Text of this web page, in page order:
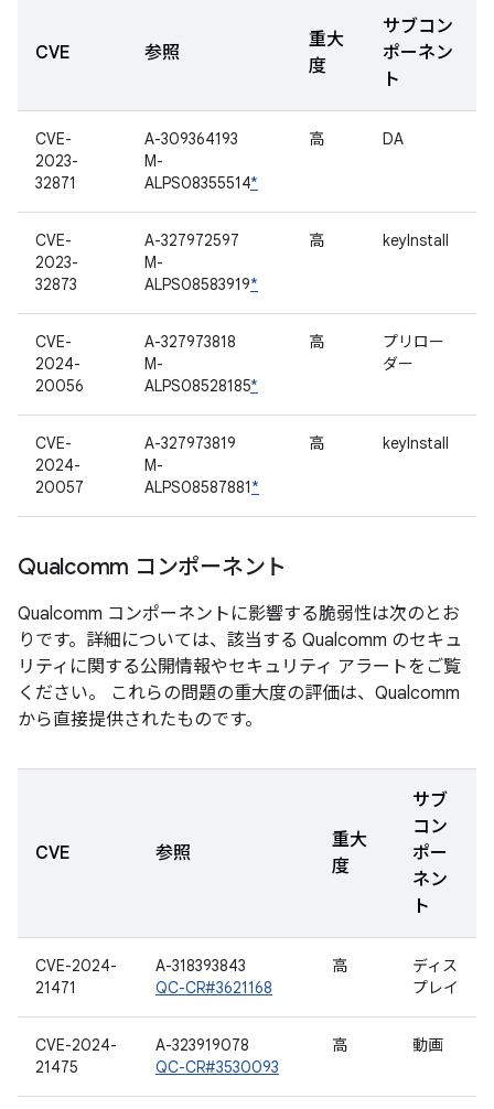
CVE 参照
重大
度
サブコン
ポーネン
ト
CVE-
2023-
32871
A-309364193
M-
ALPS08355514*
高 DA
CVE-
2023-
32873
A-327972597
M-
ALPS08583919*
高 keyInstall
CVE-
2024-
20056
A-327973818
M-
ALPS08528185*
高
プリロー
ダー
CVE-
2024-
20057
A-327973819
M-
ALPS08587881*
高 keyInstall
Qualcomm コンポーネント
Qualcomm コンポーネントに影響する脆弱性は次のとお
りです。詳細については、該当する Qualcomm のセキュ
リティに関する公開情報やセキュリティ アラートをご覧
ください。 これらの問題の重大度の評価は、Qualcomm
から直接提供されたものです。
CVE 参照
重大
度
サブ
コン
ポー
ネン
ト
CVE-2024-
21471
A-318393843
QC-CR#3621168
高
ディス
プレイ
CVE-2024-
21475
A-323919078
QC-CR#3530093
高 動画